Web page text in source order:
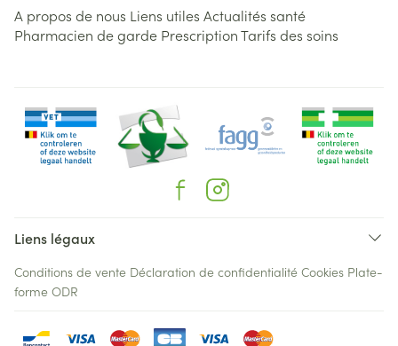
A propos de nous Liens utiles Actualités santé
Pharmacien de garde PrescriptionTarifs des soins
Liens légaux
Conditions de vente Déclaration de confidentialité Cookies Plate-
forme ODR